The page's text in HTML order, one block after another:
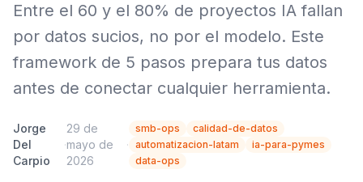
Entre el 60 y el 80% de proyectos IA fallan
por datos sucios, no por el modelo. Este
framework de 5 pasos prepara tus datos
antes de conectar cualquier herramienta.
Jorge
Del
Carpio
·
29 de
mayo de
2026
·
smb-ops
calidad-de-datos
automatizacion-latam
ia-para-pymes
data-ops